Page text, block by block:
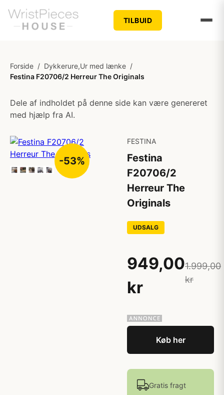
TILBUID
Forside / Dykkerure,Ur med lænke /
Festina F20706/2 Herreur The Originals
Dele af indholdet på denne side kan være genereret
med hjælp fra AI.
-53%
FESTINA
Festina
F20706/2
Herreur The
Originals
UDSALG
949,00
kr
1.999,00
kr
Køb her
Gratis fragt